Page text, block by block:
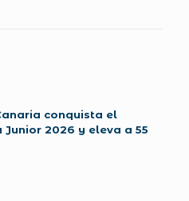
conquista el
2026 y eleva a 55